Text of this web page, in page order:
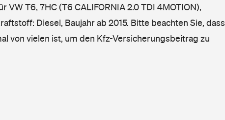
VW T6, 7HC (T6 CALIFORNIA 2.0 TDI 4MOTION),
Diesel, Baujahr ab 2015. Bitte beachten Sie, dass
von vielen ist, um den Kfz-Versicherungsbeitrag zu